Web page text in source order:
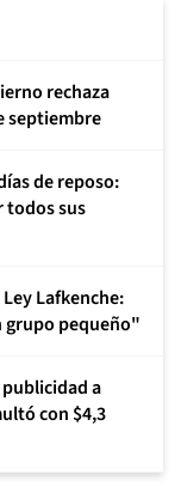
rechaza
septiembre
de reposo:
todos sus
Lafkenche:
grupo pequeño"
a
con $4,3